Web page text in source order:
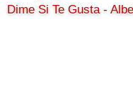
Dime Si Te Gusta -